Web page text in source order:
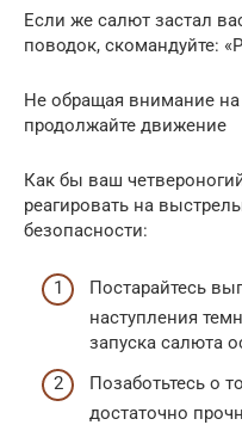
Если же салют застал
поводок, скомандуйте:
Не обращая внимание на
продолжайте движение
Как бы ваш
реагировать на
безопасности:
Постарайтесь
наступления
запуска салюта
Позаботьтесь о
достаточно